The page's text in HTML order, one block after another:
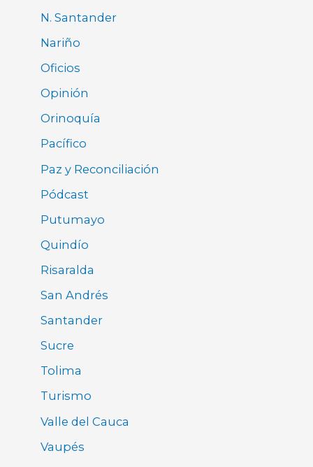
N. Santander
Nariño
Oficios
Opinión
Orinoquía
Pacífico
Paz y Reconciliación
Pódcast
Putumayo
Quindío
Risaralda
San Andrés
Santander
Sucre
Tolima
Turismo
Valle del Cauca
Vaupés